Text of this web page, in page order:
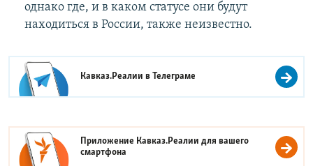
однако где, и в каком статусе они будут
находиться в России, также неизвестно.
Кавказ.Реалии вТелеграме
Приложение Кавказ.Реалии для вашего
смартфона